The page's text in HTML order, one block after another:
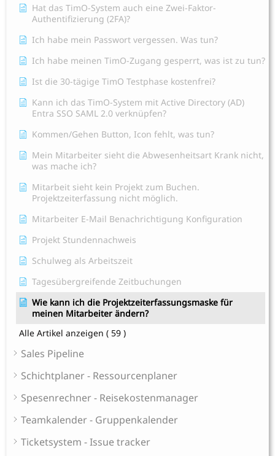
Hat das TimO-System auch eine Zwei-Faktor-
Authentifizierung (2FA)?
Ich habe mein Passwort vergessen. Was tun?
Ich habe meinen TimO-Zugang gesperrt, was ist zu tun?
Ist die 30-tägige TimO Testphase kostenfrei?
Kann ich das TimO-System mit Active Directory (AD)
Entra SSO SAML 2.0 verknüpfen?
Kommen/Gehen Button, Icon fehlt, was tun?
Mein Mitarbeiter sieht die Abwesenheitsart Krank nicht,
was mache ich?
Mitarbeit sieht kein Projekt zum Buchen.
Projektzeiterfassung nicht möglich.
Mitarbeiter E-Mail Benachrichtigung Konfiguration
Projekt Stundennachweis
Schulweg als Arbeitszeit
Tagesübergreifende Zeitbuchungen
Wie kann ich die Projektzeiterfassungsmaske für
meinen Mitarbeiter ändern?
Alle Artikel anzeigen ( 59 )
Sales Pipeline
Schichtplaner - Ressourcenplaner
Spesenrechner - Reisekostenmanager
Teamkalender - Gruppenkalender
Ticketsystem - Issue tracker